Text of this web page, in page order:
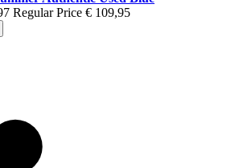
Regular Price € 109,95